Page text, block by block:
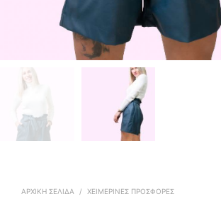
ΑΡΧΙΚΉ ΣΕΛΊΔΑ / ΧΕΙΜΕΡΙΝΕΣ ΠΡΟΣΦΟΡΕΣ